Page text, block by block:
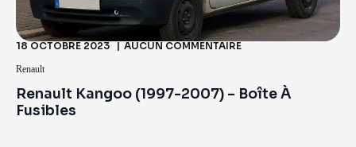
Renault Kangoo (1997-2007) – Boîte À
Fusibles
18 OCTOBRE 2023 AUCUN COMMENTAIRE
Renault